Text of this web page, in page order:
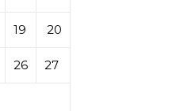
19 20
26 27